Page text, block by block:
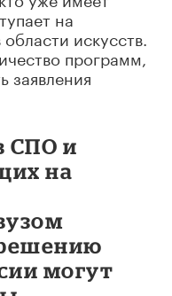
на
искусств.
программ,
заявления
СПО и
на
могут